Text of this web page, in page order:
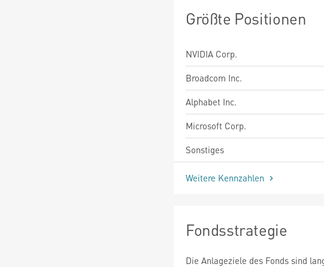
Größte Positionen
NVIDIA Corp.
Broadcom Inc.
Alphabet Inc.
Microsoft Corp.
Sonstiges
Weitere Kennzahlen
Fondsstrategie
Die Anlageziele des Fonds sind